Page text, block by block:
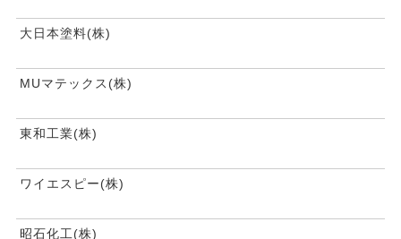
大日本塗料(株)
MUマテックス(株)
東和工業(株)
ワイエスピー(株)
昭石化工(株)